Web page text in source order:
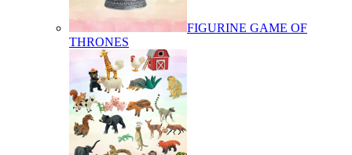
FIGURINE GAME OF
THRONES